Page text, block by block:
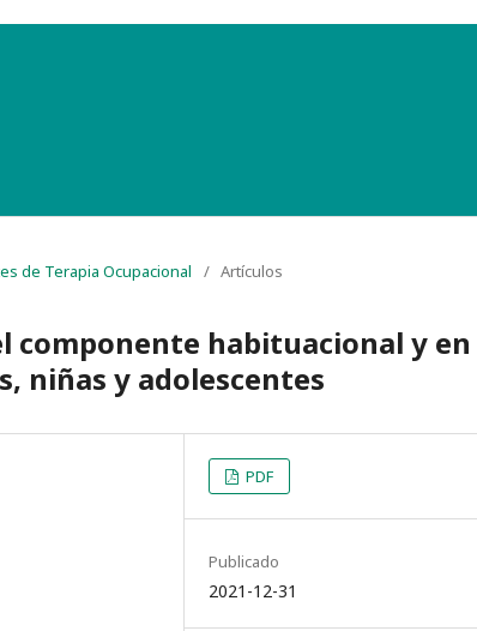
de Terapia Ocupacional / Artículos
habituacional y en
niñas y adolescentes
PDF
Publicado
2021-12-31